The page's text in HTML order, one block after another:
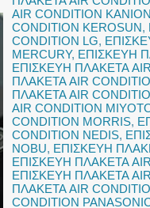
AIR CONDITION KANION
CONDITION KEROSUN,
CONDITION LG,
MERCURY, ΕΠΙΣΚΕΥΗ
ΕΠΙΣΚΕΥΗ ΠΛΑΚΕΤΑ
ΠΛΑΚΕΤΑ AIR
ΠΛΑΚΕΤΑ AIR
AIR CONDITION
CONDITION MORRIS,
CONDITION NEDIS,
NOBU, ΕΠΙΣΚΕΥΗ
ΕΠΙΣΚΕΥΗ ΠΛΑΚΕΤΑ AIR
ΕΠΙΣΚΕΥΗ ΠΛΑΚΕΤΑ
ΠΛΑΚΕΤΑ AIR
CONDITION